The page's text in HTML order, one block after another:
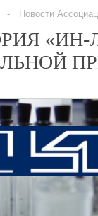
Новости